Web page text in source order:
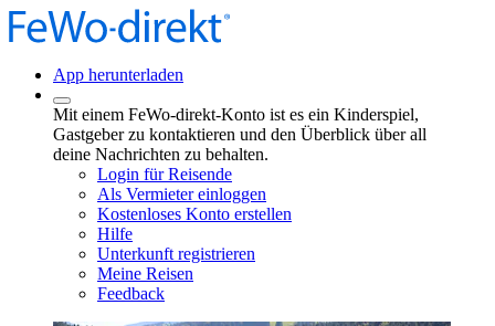
App herunterladen
Mit einem FeWo-direkt-Konto ist es ein Kinderspiel,
Gastgeber zu kontaktieren und den Überblick über all
deine Nachrichten zu behalten.
Login für Reisende
Als Vermieter einloggen
Kostenloses Konto erstellen
Hilfe
Unterkunft registrieren
Meine Reisen
Feedback